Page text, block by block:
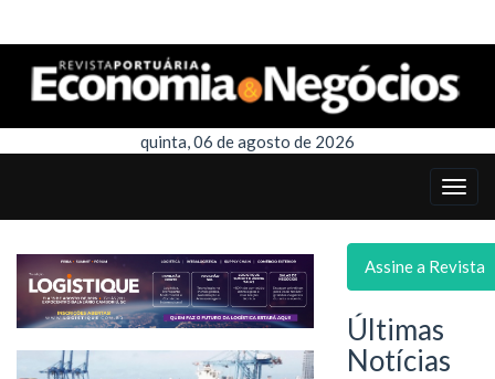
quinta, 06 de agosto de 2026
Assine a Revista
Últimas
Notícias